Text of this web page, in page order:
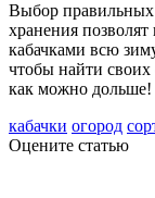
Выбор
хранения
кабачками всю
чтобы найти своих
как можно дольше!
кабачки огород
Оцените статью